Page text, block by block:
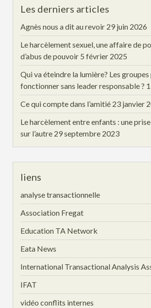
Les derniers articles
Agnès nous a dit au revoir 29 juin 2026
Le harcèlement sexuel, une affaire de
d’abus de pouvoir 5 février 2025
Qui va éteindre la lumière? Les
fonctionner sans leader responsable ?
Ce qui compte dans l’amitié 23 janvier
Le harcèlement entre enfants : une
sur l’autre 29 septembre 2023
liens
analyse transactionnelle
Association Fregat
Education TA Network
Eata News
International Transactional Analysis
IFAT
vidéo conflits internes